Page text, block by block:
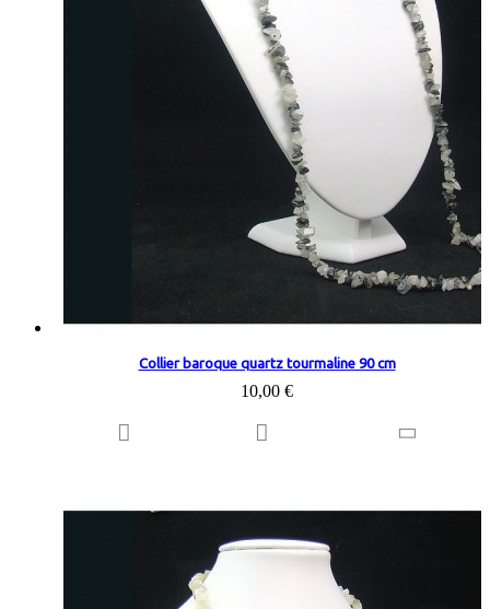
Collier baroque quartz tourmaline 90 cm
10,00 €